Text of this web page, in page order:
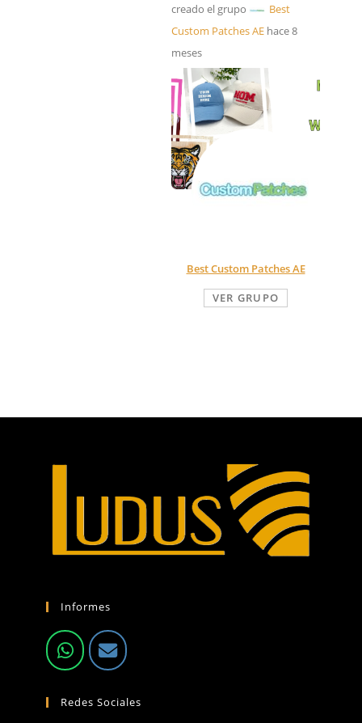
creado el grupo
Best
Custom Patches AE hace 8
meses
Best Custom Patches AE
VER GRUPO
Informes
Redes Sociales